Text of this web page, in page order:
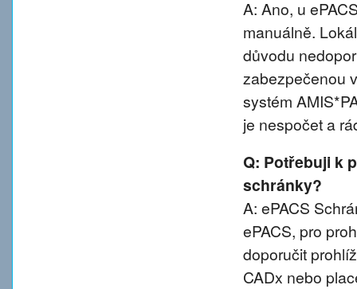
A: Ano, u
manuálně.
důvodu
zabezpečenou
systém
je nespočet a
Q: Potřebuji k
schránky?
A: ePACS
ePACS, pro
doporučit
CADx nebo